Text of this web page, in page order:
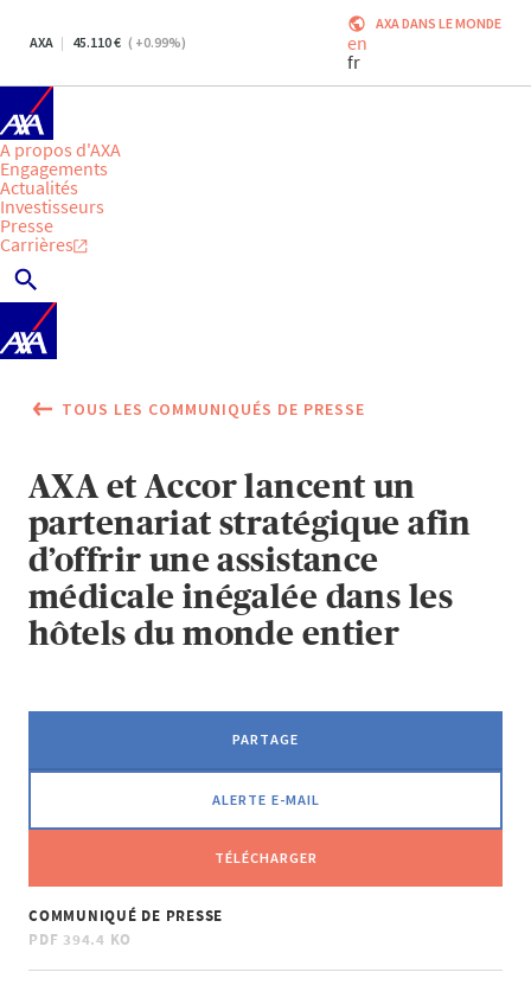
AXA 45.110 ( +0.99%)
AXA DANS LE MONDE
en
fr
A propos d'AXA
Engagements
Actualités
Investisseurs
Presse
Carrières
TOUS LES COMMUNIQUÉS DE PRESSE
AXA et Accor lancent un
partenariat stratégique afin
d’offrir une assistance
médicale inégalée dans les
hôtels du monde entier
PARTAGE
ALERTE E-MAIL
TÉLÉCHARGER
COMMUNIQUÉ DE PRESSE
PDF 394.4 KO